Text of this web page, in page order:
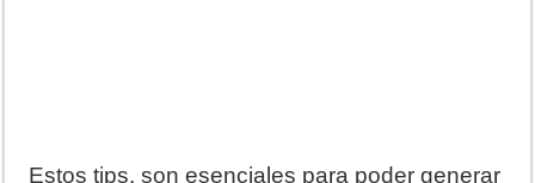
Estos tips, son esenciales para poder generar